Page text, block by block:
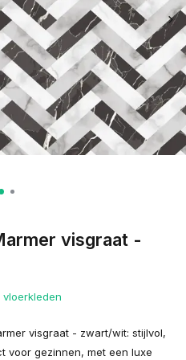
visgraat -
vloerkleden
visgraat - zwart/wit: stijlvol,
voor gezinnen, met een luxe